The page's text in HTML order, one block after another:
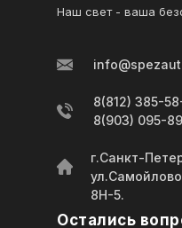
8(812) 385-
8(903) 095-
г.Санкт-
8Н-5.
Остались
Наш свет - ваша